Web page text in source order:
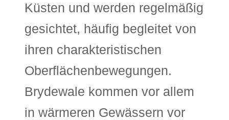
Küsten und werden regelmäßig
gesichtet, häufig begleitet von
ihren charakteristischen
Oberflächenbewegungen.
Brydewale kommen vor allem
in wärmeren Gewässern vor